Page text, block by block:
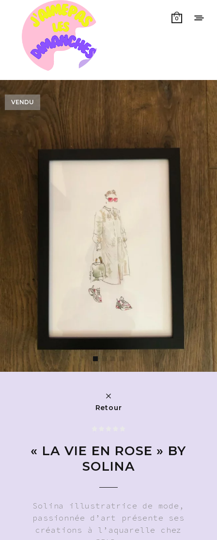
0
VENDU
Retour
« LA VIE EN ROSE » BY
SOLINA
Solina illustratrice de mode,
passionnée d’art présente ses
créations à l’aquarelle chez